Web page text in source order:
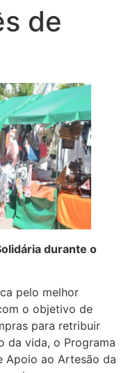
de
durante o
pelo melhor
o objetivo de
para retribuir
da vida, o Programa
Apoio ao Artesão da